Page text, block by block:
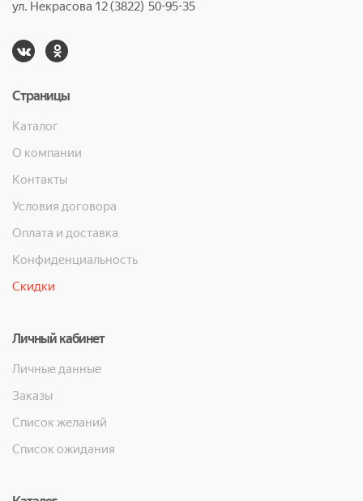
ул. Некрасова 12 (3822) 50-95-35
Страницы
Каталог
О компании
Контакты
Условия договора
Оплата и доставка
Конфиденциальность
Скидки
Личный кабинет
Личные данные
Заказы
Список желаний
Список ожидания